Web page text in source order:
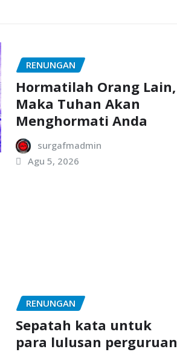
RENUNGAN
Hormatilah Orang Lain,
Maka Tuhan Akan
Menghormati Anda
surgafmadmin
Agu 5, 2026
RENUNGAN
Sepatah kata untuk
para lulusan perguruan